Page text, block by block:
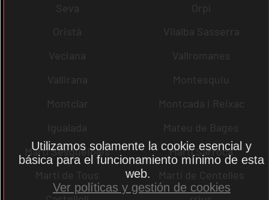
Seva
Orpí
Oristà
Vilalba Sasserra
Veciana
Vallromanes
Vallirana
Montesquiu
Montclar
Montcada i Reixac
Igualada
Mateu de Bages
Martí Sesgueioles
Martí Sarroca
Martí de Tous
Martí de Centelles
Utilizamos solamente la cookie esencial y
básica para el funcionamiento mínimo de esta
web.
Ver políticas y gestión de cookies